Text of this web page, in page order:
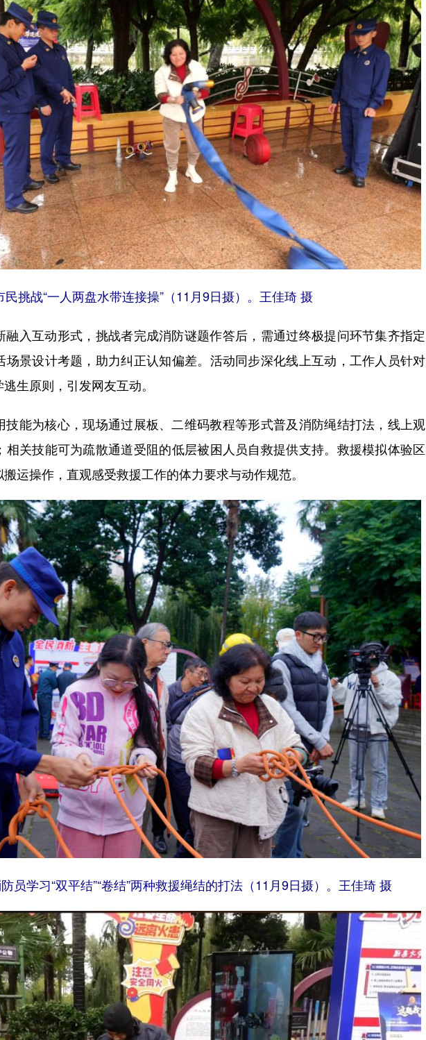
民挑战“一人两盘水带连接操”（11月9日摄）。王佳琦 摄
入互动形式，挑战者完成消防谜题作答后，需通过终极提问环节集齐指
场景设计考题，助力纠正认知偏差。活动同步深化线上互动，工作人员针
生原则，引发网友互动。
能为核心，现场通过展板、二维码教程等形式普及消防绳结打法，线上
相关技能可为疏散通道受阻的低层被困人员自救提供支持。救援模拟体验
运操作，直观感受救援工作的体力要求与动作规范。
员学习“双平结”“卷结”两种救援绳结的打法（11月9日摄）。王佳琦 摄